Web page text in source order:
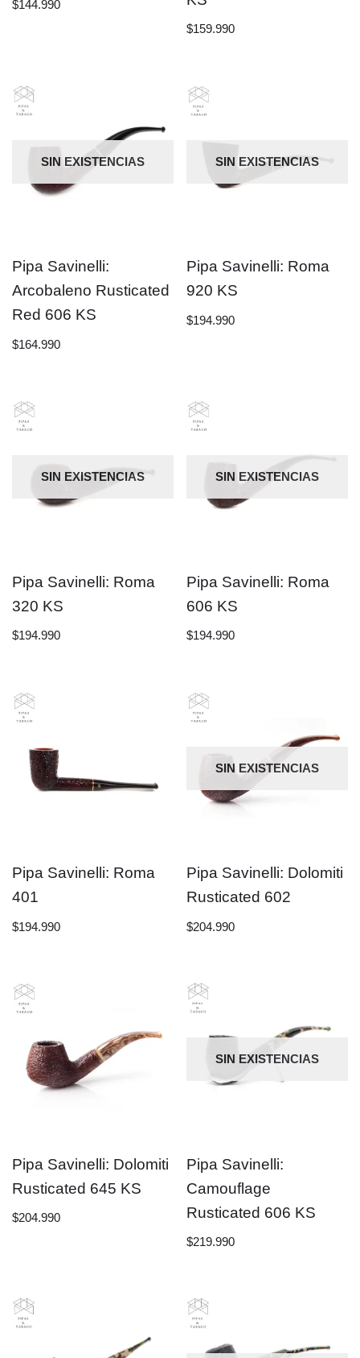
$144.990
$159.990
SIN EXISTENCIAS
Pipa Savinelli:
Arcobaleno Rusticated
Red 606 KS
$164.990
SIN EXISTENCIAS
Pipa Savinelli: Roma
920 KS
$194.990
SIN EXISTENCIAS
Pipa Savinelli: Roma
320 KS
$194.990
SIN EXISTENCIAS
Pipa Savinelli: Roma
606 KS
$194.990
Pipa Savinelli: Roma
401
$194.990
SIN EXISTENCIAS
Pipa Savinelli: Dolomiti
Rusticated 602
$204.990
Pipa Savinelli: Dolomiti
Rusticated 645 KS
$204.990
SIN EXISTENCIAS
Pipa Savinelli:
Camouflage
Rusticated 606 KS
$219.990